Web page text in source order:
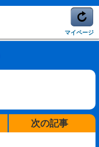
マイページ
次の記事